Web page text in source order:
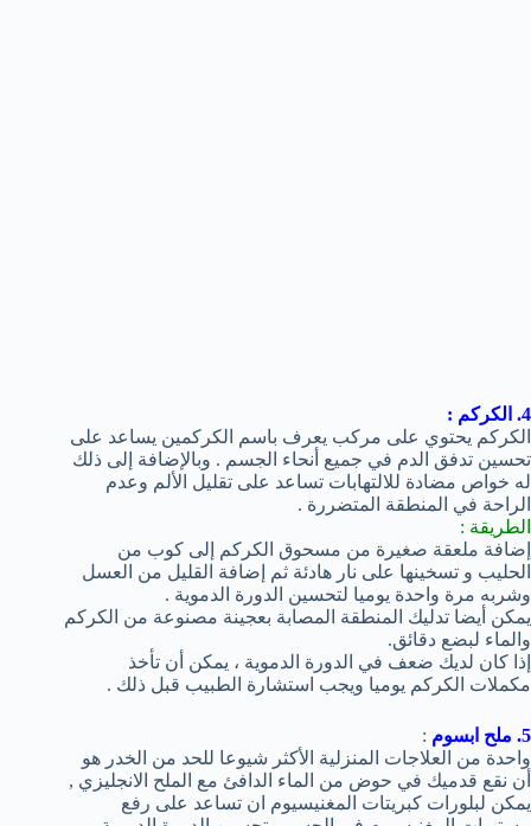
4. الكركم :
الكركم يحتوي على مركب يعرف باسم الكركمين يساعد على
تحسين تدفق الدم في جميع أنحاء الجسم . وبالإضافة إلى ذلك
له خواص مضادة للالتهابات تساعد على تقليل الألم وعدم
الراحة في المنطقة المتضررة .
الطريقة :
إضافة ملعقة صغيرة من مسحوق الكركم إلى كوب من
الحليب و تسخينها على نار هادئة ثم إضافة القليل من العسل
وشربه مرة واحدة يوميا لتحسين الدورة الدموية .
يمكن أيضا تدليك المنطقة المصابة بعجينة مصنوعة من الكركم
والماء لبضع دقائق.
إذا كان لديك ضعف في الدورة الدموية ، يمكن أن تأخذ
مكملات الكركم يوميا ويجب استشارة الطبيب قبل ذلك .
5. ملح ابسوم
:
واحدة من العلاجات المنزلية الأكثر شيوعا للحد من الخدر هو
أن نقع قدميك في حوض من الماء الدافئ مع الملح الانجليزي ,
يمكن لبلورات كبريتات المغنيسيوم ان تساعد على رفع